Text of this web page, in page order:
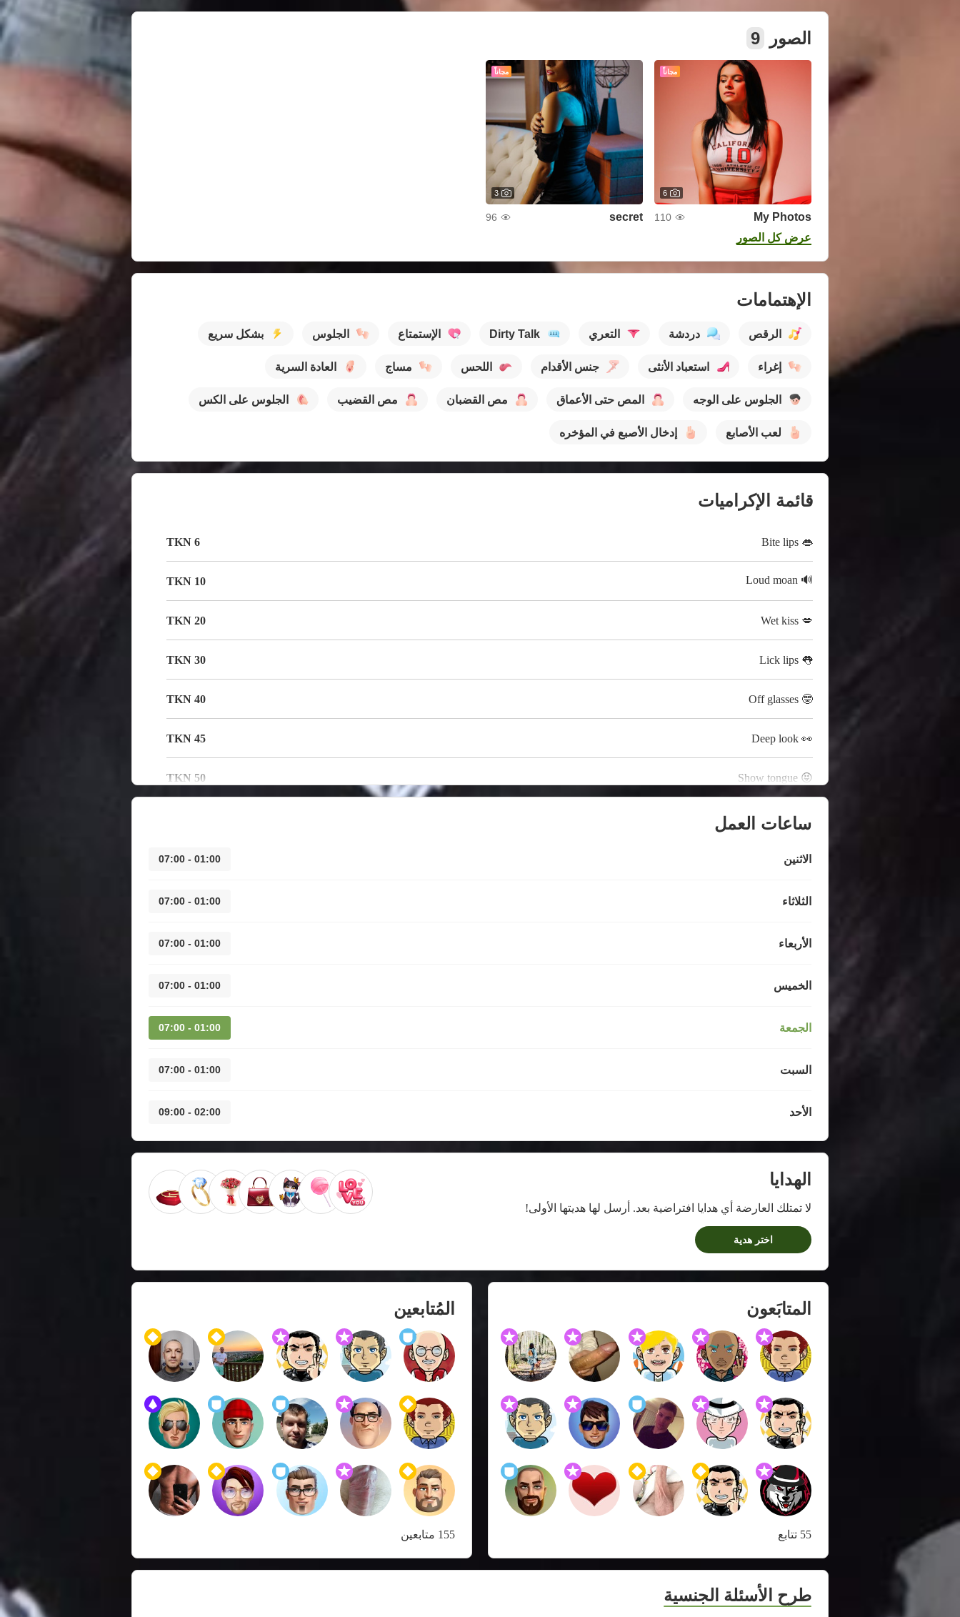
الصور 9
مجاناً
6
My Photos
110
مجاناً
3
secret
96
عرض كل الصور
الإهتمامات
الرقص دردشة التعري Dirty Talk الإستمتاع الجلوس بشكل سريع
إغراء استعباد الأنثى جنس الأقدام اللحس مساج العادة السرية
الجلوس على الوجه المص حتى الأعماق مص القضبان مص القضيب الجلوس على الكس
لعب الأصابع إدخال الأصبع في المؤخره
قائمة الإكراميات
👄 Bite lips
6 TKN
🔊 Loud moan
10 TKN
💋 Wet kiss
20 TKN
👅 Lick lips
30 TKN
🤓 Off glasses
40 TKN
👀 Deep look
45 TKN
😝 Show tongue
50 TKN
ساعات العمل
الاثنين 01:00 - 07:00
الثلاثاء 01:00 - 07:00
الأربعاء 01:00 - 07:00
الخميس 01:00 - 07:00
الجمعة 01:00 - 07:00
السبت 01:00 - 07:00
الأحد 02:00 - 09:00
الهدايا
لا تمتلك العارضة أي هدايا افتراضية بعد. أرسل لها هديتها الأولى!
اختر هدية
المتابَعون
55 تتابع
المُتابعين
155 متابعين
طرح الأسئلة الجنسية